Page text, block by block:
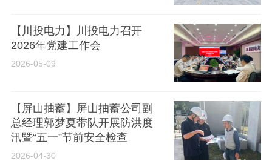
【川投电力】川投电力召开
2026年党建工作会
2026-05-09
【屏山抽蓄】屏山抽蓄公司副
总经理郭梦夏带队开展防洪度
汛暨“五一”节前安全检查
2026-04-30